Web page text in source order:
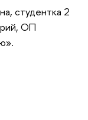
студентка 2
ОП